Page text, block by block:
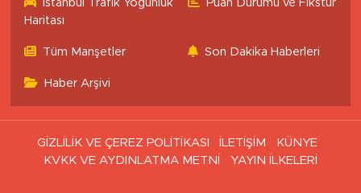
İstanbul Trafik Yoğunluk
Haritası
Puan Durumu ve Fikstür
Tüm Manşetler Son Dakika Haberleri
Haber Arşivi
GİZLİLİK VE ÇEREZ POLİTİKASI İLETİŞİM
KÜNYE
KVKK VE AYDINLATMA METNİ
YAYIN İLKELERİ